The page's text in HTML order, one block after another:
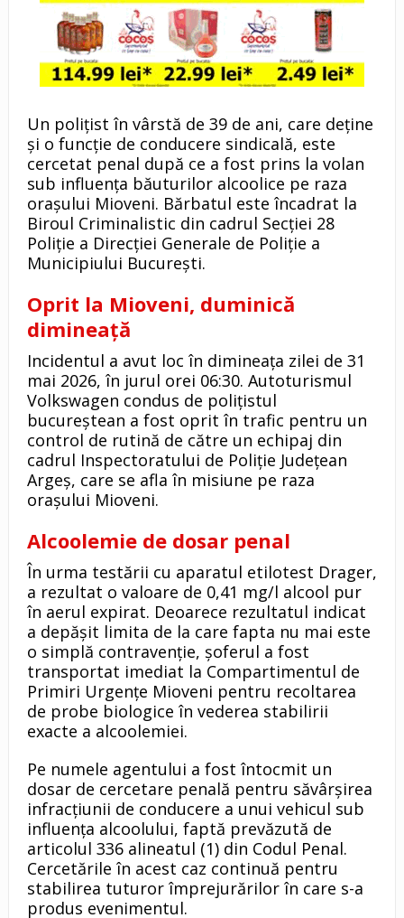
Un polițist în vârstă de 39 de ani, care deține
și o funcție de conducere sindicală, este
cercetat penal după ce a fost prins la volan
sub influența băuturilor alcoolice pe raza
orașului Mioveni. Bărbatul este încadrat la
Biroul Criminalistic din cadrul Secției 28
Poliție a Direcției Generale de Poliție a
Municipiului București.
Oprit la Mioveni, duminică
dimineață
Incidentul a avut loc în dimineața zilei de 31
mai 2026, în jurul orei 06:30. Autoturismul
Volkswagen condus de polițistul
bucureștean a fost oprit în trafic pentru un
control de rutină de către un echipaj din
cadrul Inspectoratului de Poliție Județean
Argeș, care se afla în misiune pe raza
orașului Mioveni.
Alcoolemie de dosar penal
În urma testării cu aparatul etilotest Drager,
a rezultat o valoare de 0,41 mg/l alcool pur
în aerul expirat. Deoarece rezultatul indicat
a depășit limita de la care fapta nu mai este
o simplă contravenție, șoferul a fost
transportat imediat la Compartimentul de
Primiri Urgențe Mioveni pentru recoltarea
de probe biologice în vederea stabilirii
exacte a alcoolemiei.
Pe numele agentului a fost întocmit un
dosar de cercetare penală pentru săvârșirea
infracțiunii de conducere a unui vehicul sub
influența alcoolului, faptă prevăzută de
articolul 336 alineatul (1) din Codul Penal.
Cercetările în acest caz continuă pentru
stabilirea tuturor împrejurărilor în care s-a
produs evenimentul.